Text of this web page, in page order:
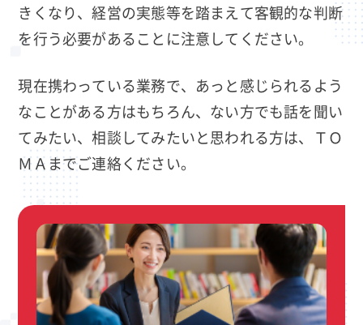
きくなり、経営の実態等を踏まえて客観的な判断
を行う必要があることに注意してください。
現在携わっている業務で、あっと感じられるよう
なことがある方はもちろん、ない方でも話を聞い
てみたい、相談してみたいと思われる方は、ＴＯ
ＭＡまでご連絡ください。